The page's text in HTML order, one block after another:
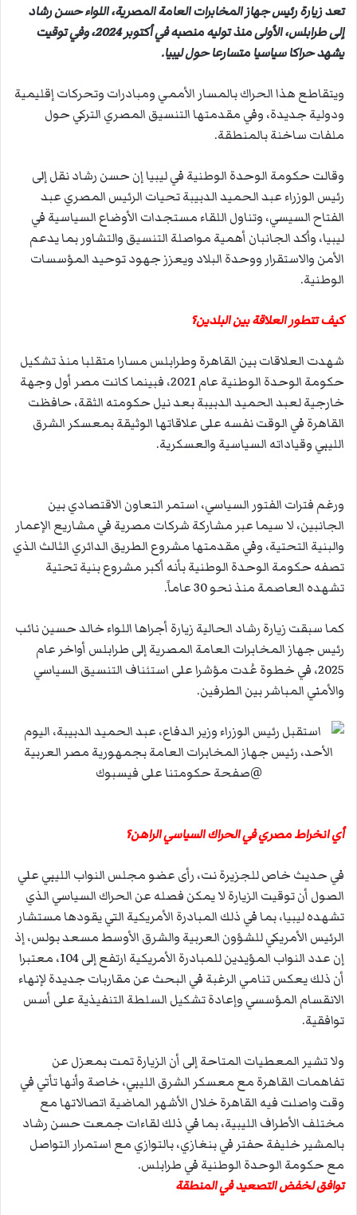
ي
تعد زيارة رئيس جهاز المخابرات العامة المصرية، اللواء حسن رشاد
إلى طرابلس، الأولى منذ توليه منصبه في أكتوبر 2024، وفي توقيت
يشهد حراكا سياسيا متسارعا حول ليبيا.
ويتقاطع هذا الحراك بالمسار الأممي ومبادرات وتحركات إقليمية
ودولية جديدة، وفي مقدمتها التنسيق المصري التركي حول
ملفات ساخنة بالمنطقة.
وقالت حكومة الوحدة الوطنية في ليبيا إن حسن رشاد نقل إلى
رئيس الوزراء عبد الحميد الدبيبة تحيات الرئيس المصري عبد
الفتاح السيسي، وتناول اللقاء مستجدات الأوضاع السياسية في
ليبيا، وأكد الجانبان أهمية مواصلة التنسيق والتشاور بما يدعم
الأمن والاستقرار ووحدة البلاد ويعزز جهود توحيد المؤسسات
الوطنية.
كيف تتطور العلاقة بين البلدين؟
شهدت العلاقات بين القاهرة وطرابلس مسارا متقلبا منذ تشكيل
حكومة الوحدة الوطنية عام 2021، فبينما كانت مصر أول وجهة
خارجية لعبد الحميد الدبيبة بعد نيل حكومته الثقة، حافظت
القاهرة في الوقت نفسه على علاقاتها الوثيقة بمعسكر الشرق
الليبي وقياداته السياسية والعسكرية.
ورغم فترات الفتور السياسي، استمر التعاون الاقتصادي بين
الجانبين، لا سيما عبر مشاركة شركات مصرية في مشاريع الإعمار
والبنية التحتية، وفي مقدمتها مشروع الطريق الدائري الثالث الذي
تصفه حكومة الوحدة الوطنية بأنه أكبر مشروع بنية تحتية
تشهده العاصمة منذ نحو 30 عاماً.
كما سبقت زيارة رشاد الحالية زيارة أجراها اللواء خالد حسين نائب
رئيس جهاز المخابرات العامة المصرية إلى طرابلس أواخر عام
2025، في خطوة عُدت مؤشرا على استئناف التنسيق السياسي
والأمني المباشر بين الطرفين.
أي انخراط مصري في الحراك السياسي الراهن؟
في حديث خاص للجزيرة نت، رأى عضو مجلس النواب الليبي علي
الصول أن توقيت الزيارة لا يمكن فصله عن الحراك السياسي الذي
تشهده ليبيا، بما في ذلك المبادرة الأمريكية التي يقودها مستشار
الرئيس الأمريكي للشؤون العربية والشرق الأوسط مسعد بولس، إذ
إن عدد النواب المؤيدين للمبادرة الأمريكية ارتفع إلى 104، معتبرا
أن ذلك يعكس تنامي الرغبة في البحث عن مقاربات جديدة لإنهاء
الانقسام المؤسسي وإعادة تشكيل السلطة التنفيذية على أسس
توافقية.
ولا تشير المعطيات المتاحة إلى أن الزيارة تمت بمعزل عن
تفاهمات القاهرة مع معسكر الشرق الليبي، خاصة وأنها تأتي في
وقت واصلت فيه القاهرة خلال الأشهر الماضية اتصالاتها مع
مختلف الأطراف الليبية، بما في ذلك لقاءات جمعت حسن رشاد
بالمشير خليفة حفتر في بنغازي، بالتوازي مع استمرار التواصل
مع حكومة الوحدة الوطنية في طرابلس.
توافق لخفض التصعيد في المنطقة